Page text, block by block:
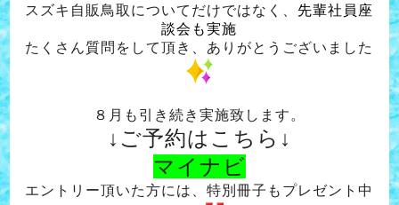
スズキ自販鳥取についてだけではなく、 先輩社員座
談会も実施
たくさん質問をして頂き、ありがとうございました
８月も引き続き実施致します。
↓ご予約はこちら↓
マイナビ
エントリー頂いた方には、特別冊子もプレゼント中